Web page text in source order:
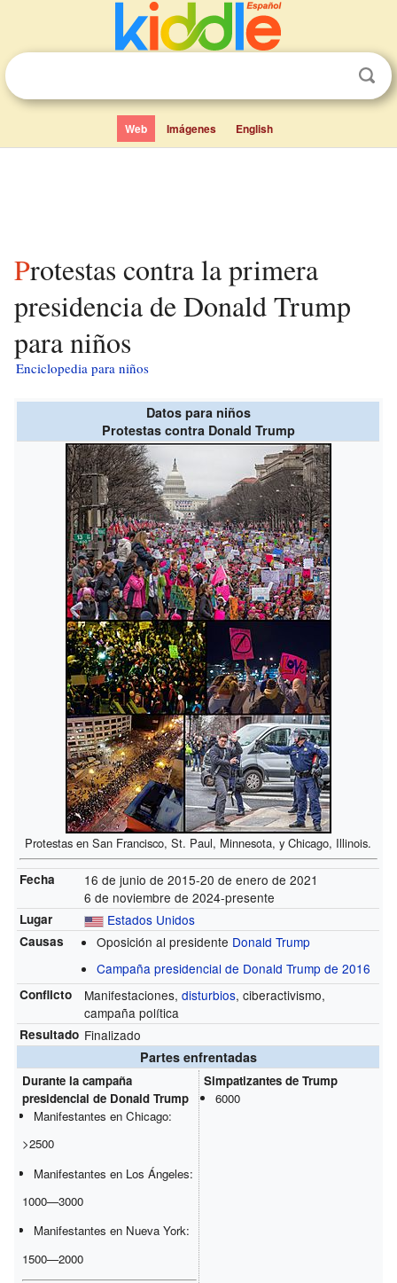
Web Imágenes English
Protestas contra la primera
presidencia de Donald Trump
para niños
Enciclopedia para niños
Datos para niños
Protestas contra Donald Trump
Protestas en San Francisco, St. Paul, Minnesota, y Chicago, Illinois.
Fecha
16 de junio de 2015-20 de enero de 2021
6 de noviembre de 2024-presente
Lugar Estados Unidos
Causas Oposición al presidente Donald Trump
Campaña presidencial de Donald Trump de 2016
Conflicto Manifestaciones,disturbios, ciberactivismo,
campaña política
Resultado Finalizado
Partes enfrentadas
Durante la campaña
presidencial de Donald Trump
Manifestantes en Chicago:
>2500
Manifestantes en Los Ángeles:
1000—3000
Manifestantes en Nueva York:
1500—2000
Simpatizantes de Trump
6000